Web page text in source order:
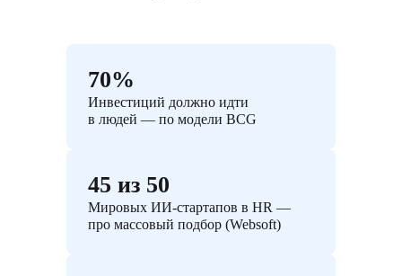
70%
Инвестиций должно идти
в людей — по модели BCG
45 из 50
Мировых ИИ-стартапов в HR —
про массовый подбор (Websoft)